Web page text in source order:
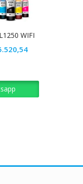
WIFI
Current
Bs. 185.520,54.